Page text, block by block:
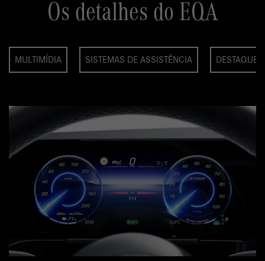
Os detalhes do EQA
MULTIMÍDIA SISTEMAS DE ASSISTÊNCIA DESTAQUES